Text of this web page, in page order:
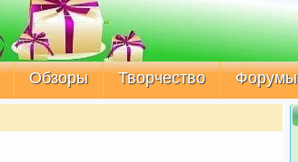
Обзоры Творчество Форумы